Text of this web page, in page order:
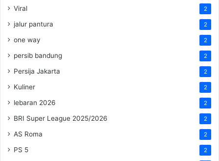
Viral 2
jalur pantura 2
one way 2
persib bandung 2
Persija Jakarta 2
Kuliner 2
lebaran 2026 2
BRI Super League 2025/2026 2
AS Roma 2
PS 5 2